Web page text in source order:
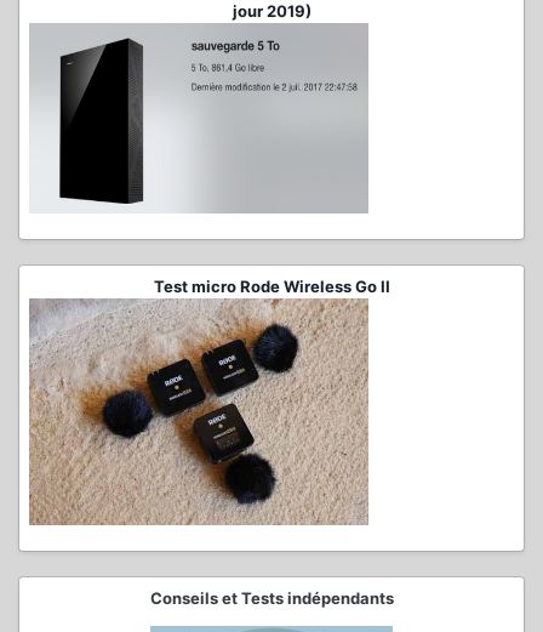
jour 2019)
Test micro Rode Wireless Go II
Conseils et Tests indépendants